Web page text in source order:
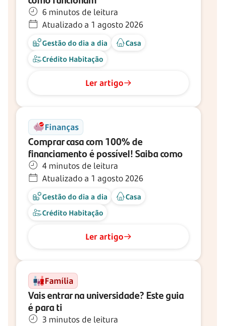
6 minutos de leitura
Atualizado a 1 agosto 2026
Gestão do dia a dia
Casa
Crédito Habitação
Ler artigo
Finanças
Comprar casa com 100% de
financiamento é possível! Saiba como
4 minutos de leitura
Atualizado a 1 agosto 2026
Gestão do dia a dia
Casa
Crédito Habitação
Ler artigo
Família
Vais entrar na universidade? Este guia
é para ti
3 minutos de leitura